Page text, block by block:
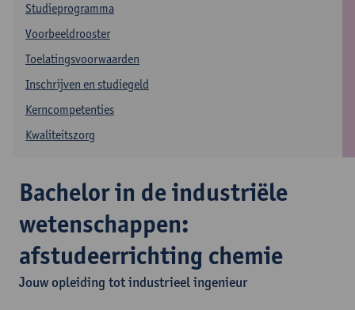
Studieprogramma
Voorbeeldrooster
Toelatingsvoorwaarden
Inschrijven en studiegeld
Kerncompetenties
Kwaliteitszorg
Bachelor in de industriële
wetenschappen:
afstudeerrichting chemie
Jouw opleiding tot industrieel ingenieur